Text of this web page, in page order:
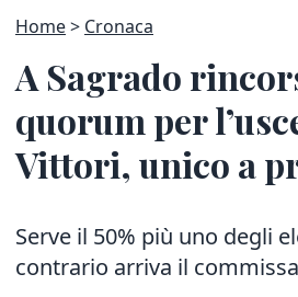
Home Cronaca
A Sagrado
quorum per
Vittori, unico a
Serve il 50% più uno degli
contrario arriva il